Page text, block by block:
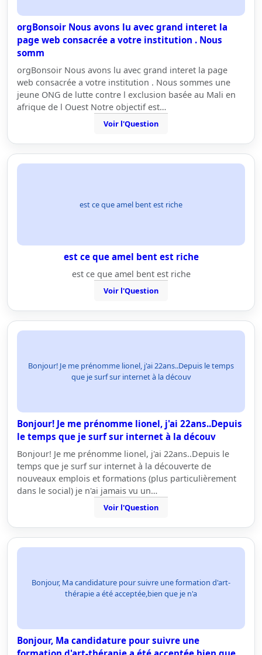
orgBonsoir Nous avons lu avec grand interet la
page web consacrée a votre institution . Nous
somm
orgBonsoir Nous avons lu avec grand interet la page
web consacrée a votre institution . Nous sommes une
jeune ONG de lutte contre l exclusion basée au Mali en
afrique de l Ouest Notre objectif est…
Voir l'Question
est ce que amel bent est riche
est ce que amel bent est riche
est ce que amel bent est riche
Voir l'Question
Bonjour! Je me prénomme lionel, j'ai 22ans..Depuis le temps
que je surf sur internet à la découv
Bonjour! Je me prénomme lionel, j'ai 22ans..Depuis
le temps que je surf sur internet à la découv
Bonjour! Je me prénomme lionel, j'ai 22ans..Depuis le
temps que je surf sur internet à la découverte de
nouveaux emplois et formations (plus particulièrement
dans le social) je n'ai jamais vu un…
Voir l'Question
Bonjour, Ma candidature pour suivre une formation d'art-
thérapie a été acceptée,bien que je n'a
Bonjour, Ma candidature pour suivre une